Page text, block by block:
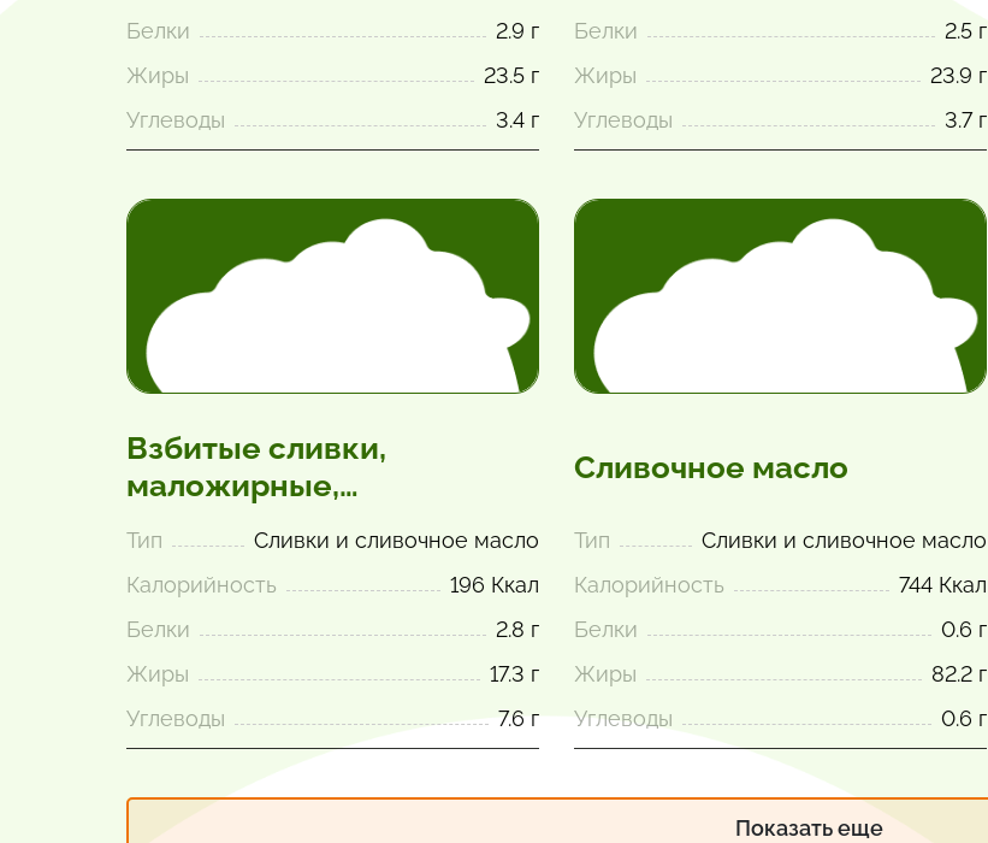
Белки
2.9 г
Жиры
23.5 г
Углеводы
3.4 г
Белки
2.5 г
Жиры
23.9 г
Углеводы
3.7 г
Взбитые сливки,
маложирные,
стерилизованные при
высокой температуре, в
аэрозольной упаковке
Тип
Сливки и сливочное масло
Калорийность
196 Ккал
Белки
2.8 г
Жиры
17.3 г
Углеводы
7.6 г
Сливочное масло
Тип
Сливки и сливочное масло
Калорийность
744 Ккал
Белки
0.6 г
Жиры
82.2 г
Углеводы
0.6 г
Показать еще